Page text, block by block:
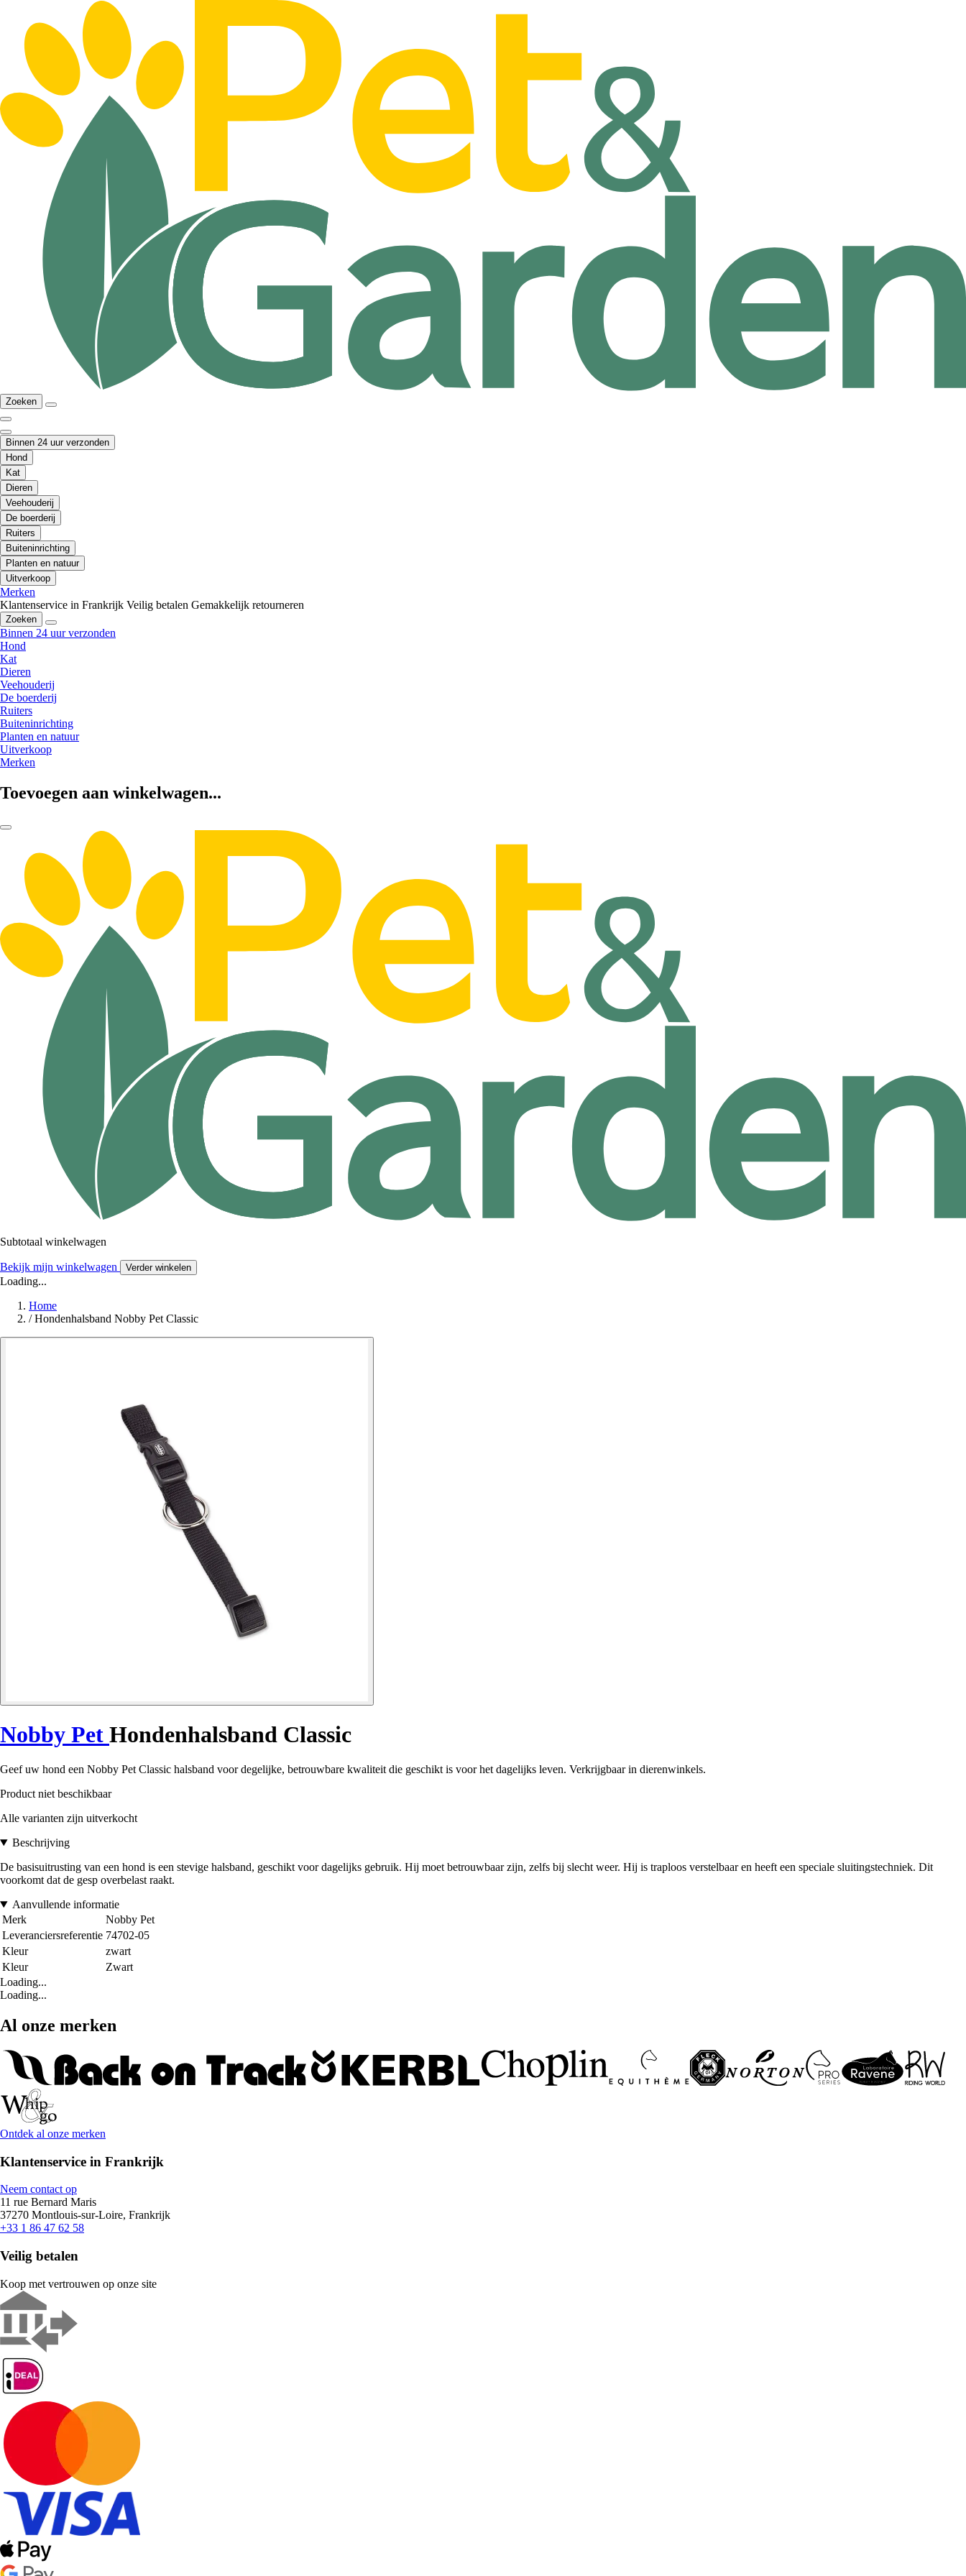
Zoeken
Binnen 24 uur verzonden
Hond
Kat
Dieren
Veehouderij
De boerderij
Ruiters
Buiteninrichting
Planten en natuur
Uitverkoop
Merken
Klantenservice in Frankrijk Veilig betalen Gemakkelijk retourneren
Zoeken
Binnen 24 uur verzonden
Hond
Kat
Dieren
Veehouderij
De boerderij
Ruiters
Buiteninrichting
Planten en natuur
Uitverkoop
Merken
Toevoegen aan winkelwagen...
Subtotaal winkelwagen
Bekijk mijn winkelwagen Verder winkelen
Loading...
Home
/ Hondenhalsband Nobby Pet Classic
Nobby Pet Hondenhalsband Classic
Geef uw hond een Nobby Pet Classic halsband voor degelijke, betrouwbare kwaliteit die geschikt is voor het dagelijks leven. Verkrijgbaar in dierenwinkels.
Product niet beschikbaar
Alle varianten zijn uitverkocht
Beschrijving
De basisuitrusting van een hond is een stevige halsband, geschikt voor dagelijks gebruik. Hij moet betrouwbaar zijn, zelfs bij slecht weer. Hij is traploos verstelbaar en heeft een speciale sluitingstechniek. Dit
voorkomt dat de gesp overbelast raakt.
Aanvullende informatie
Merk
Nobby Pet
Leveranciersreferentie 74702-05
Kleur
zwart
Kleur
Zwart
Loading...
Loading...
Al onze merken
Ontdek al onze merken
Klantenservice in Frankrijk
Neem contact op
11 rue Bernard Maris
37270 Montlouis-sur-Loire, Frankrijk
+33 1 86 47 62 58
Veilig betalen
Koop met vertrouwen op onze site